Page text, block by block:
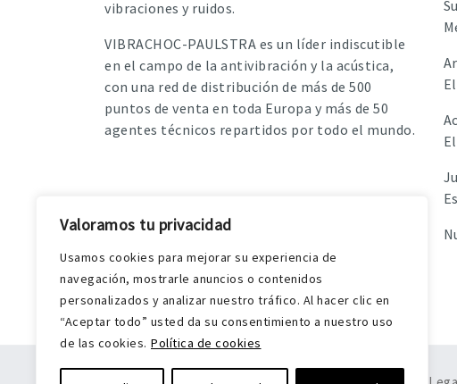
Valoramos tu privacidad
Usamos cookies para mejorar su experiencia de
navegación, mostrarle anuncios o contenidos
personalizados y analizar nuestro tráfico. Al hacer clic en
“Aceptar todo” usted da su consentimiento a nuestro uso
de las cookies. Política de cookies
vibraciones y ruidos.
VIBRACHOC-PAULSTRA es un líder indiscutible
en el campo de la antivibración y la acústica,
con una red de distribución de más de 500
puntos de venta en toda Europa y más de 50
agentes técnicos repartidos por todo el mundo.